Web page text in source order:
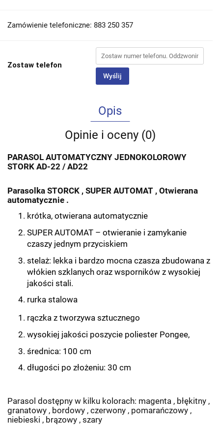
Zamówienie telefoniczne: 883 250 357
Zostaw telefon
Wyślij
Opis
Opinie i oceny (0)
PARASOL AUTOMATYCZNY JEDNOKOLOROWY
STORK AD-22 / AD22
Parasolka STORCK , SUPER AUTOMAT , Otwierana
automatycznie .
krótka, otwierana automatycznie
SUPER AUTOMAT – otwieranie i zamykanie
czaszy jednym przyciskiem
stelaż: lekka i bardzo mocna czasza zbudowana z
włókien szklanych oraz wsporników z wysokiej
jakości stali.
rurka stalowa
rączka z tworzywa sztucznego
wysokiej jakości poszycie poliester Pongee,
średnica: 100 cm
długości po złożeniu: 30 cm
Parasol dostępny w kilku kolorach: magenta , błękitny ,
granatowy , bordowy , czerwony , pomarańczowy ,
niebieski , brązowy , szary